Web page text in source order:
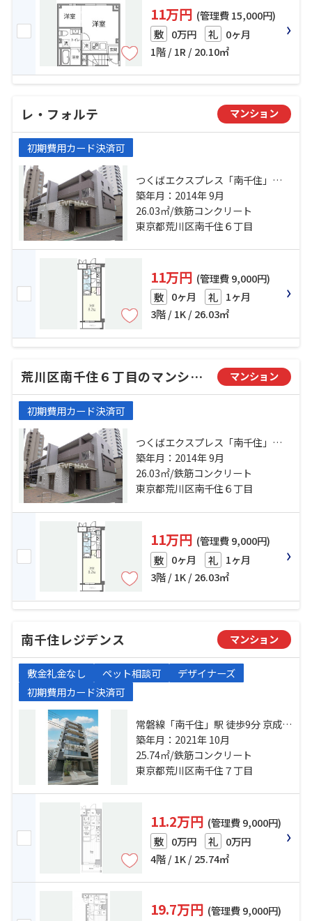
11万円 (管理費 15,000円)
敷 0万円 礼 0ヶ月
1階 / 1R / 20.10㎡
レ・フォルテ マンション
初期費用カード決済可
つくばエクスプレス「南千住」
駅 徒歩9分 日比谷線「三ノ輪」
駅 徒歩12分 京成本線「千住大橋」
駅 徒歩10分
築年月：2014年 9月
26.03㎡/鉄筋コンクリート
東京都荒川区南千住６丁目
11万円 (管理費 9,000円)
敷 0ヶ月 礼 1ヶ月
3階 / 1K / 26.03㎡
荒川区南千住６丁目のマンション マンション
初期費用カード決済可
つくばエクスプレス「南千住」
駅 徒歩9分 日比谷線「三ノ輪」
駅 徒歩12分 京成本線「千住大橋」
駅 徒歩10分
築年月：2014年 9月
26.03㎡/鉄筋コンクリート
東京都荒川区南千住６丁目
11万円 (管理費 9,000円)
敷 0ヶ月 礼 1ヶ月
3階 / 1K / 26.03㎡
南千住レジデンス マンション
敷金礼金なし ペット相談可
デザイナーズ
初期費用カード決済可
常磐線「南千住」駅 徒歩9分 京成本
線「千住大橋」駅 徒歩8分 都電荒川
線「三ノ輪橋」駅 徒歩14分
築年月：2021年 10月
25.74㎡/鉄筋コンクリート
東京都荒川区南千住７丁目
11.2万円 (管理費 9,000円)
敷 0万円 礼 0万円
4階 / 1K / 25.74㎡
19.7万円 (管理費 9,000円)